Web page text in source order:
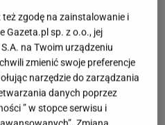
też zgodę na zainstalowanie i
Gazeta.pl sp. z o.o., jej
na Twoim urządzeniu
zmienić swoje preferencje
narzędzie do zarządzania
danych poprzez
” w stopce serwisu i